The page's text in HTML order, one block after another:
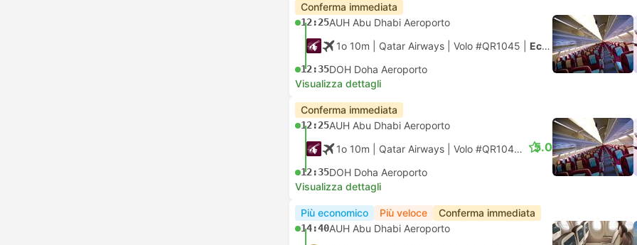
Conferma immediata
12:25AUH Abu Dhabi Aeroporto
1o 10m | Qatar Airways Volo #QR1045 Economy
12:35DOH Doha Aeroporto
Visualizza dettagli
Conferma immediata
12:25AUH Abu Dhabi Aeroporto
1o 10m | Qatar Airways Volo #QR1045 |Economy
12:35DOH Doha Aeroporto
5.0
Visualizza dettagli
Più economico Più veloce Conferma immediata
14:40AUH Abu Dhabi Aeroporto